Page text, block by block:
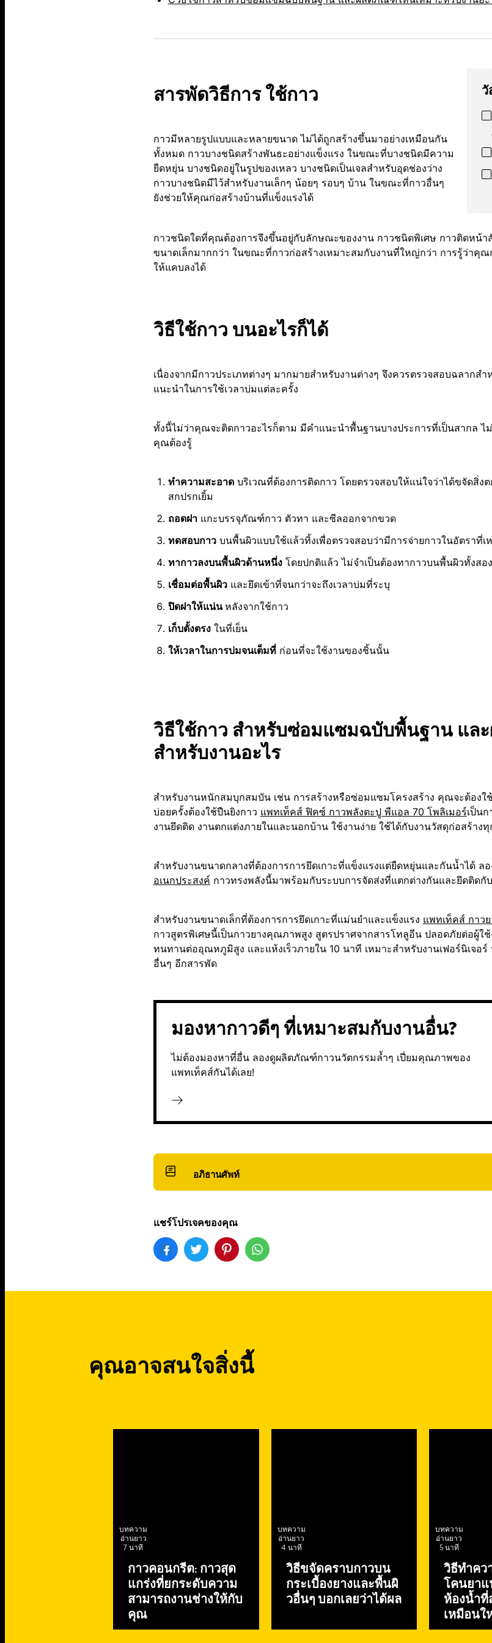
สารพัดวิธีการ ใช้กาว
กาวมีหลายรูปแบบและหลายขนาด ไม่ได้ถูกสร้างขึ้นมาอย่างเหมือนกัน
ทั้งหมด กาวบางชนิดสร้างพันธะอย่างแข็งแรง ในขณะที่บางชนิดมีความ
ยืดหยุ่น บางชนิดอยู่ในรูปของเหลว บางชนิดเป็นเจลสำหรับอุดช่องว่าง
กาวบางชนิดมีไว้สำหรับงานเล็กๆ น้อยๆ รอบๆ บ้าน ในขณะที่กาวอื่นๆ
ยังช่วยให้คุณก่อสร้างบ้านที่แข็งแรงได้
กาวชนิดใดที่คุณต้องการจึงขึ้นอยู่กับลักษณะของงาน กาวชนิดพิเศษ กาวติดหน้า
ขนาดเล็กมากกว่า ในขณะที่กาวก่อสร้างเหมาะสมกับงานที่ใหญ่กว่า การรู้ว่าคุณ
ให้แคบลงได้
วิธีใช้กาว บนอะไรก็ได้
เนื่องจากมีกาวประเภทต่างๆ มากมายสำหรับงานต่างๆ จึงควรตรวจสอบฉลากส
แนะนำในการใช้เวลาบ่มแต่ละครั้ง
ทั้งนี้ไม่ว่าคุณจะติดกาวอะไรก็ตาม มีคำแนะนำพื้นฐานบางประการที่เป็นสากล
คุณต้องรู้
ทำความสะอาดบริเวณที่ต้องการติดกาว โดยตรวจสอบให้แน่ใจว่าได้ขจัดสิ่ง
สกปรกเยิ้ม
ถอดฝาแกะบรรจุภัณฑ์กาว ตัวทา และซีลออกจากขวด
ทดสอบกาวบนพื้นผิวแบบใช้แล้วทิ้งเพื่อตรวจสอบว่ามีการจ่ายกาวในอัตราที่เ
ทากาวลงบนพื้นผิวด้านหนึ่งโดยปกติแล้ว ไม่จำเป็นต้องทากาวบนพื้นผิวทั้งสอ
เชื่อมต่อพื้นผิวและยึดเข้าที่จนกว่าจะถึงเวลาบ่มที่ระบุ
ปิดฝาให้แน่นหลังจากใช้กาว
เก็บตั้งตรงในที่เย็น
ให้เวลาในการบ่มจนเต็มที่ก่อนที่จะใช้งานของชิ้นนั้น
วิธีใช้กาว สำหรับซ่อมแซมฉบับพื้นฐาน แล
สำหรับงานอะไร
สำหรับงานหนักสมบุกสมบัน เช่น การสร้างหรือซ่อมแซมโครงสร้าง คุณจะต้องใ
บ่อยครั้งต้องใช้ปืนยิงกาว แพทเท็คส์ ฟิคซ์ กาวพลังตะปู พีแอล 70 โพลิเมอร์เป็น
งานยึดติด งานตกแต่งภายในและนอกบ้าน ใช้งานง่าย ใช้ได้กับงานวัสดุก่อสร้างทุ
สำหรับงานขนาดกลางที่ต้องการการยึดเกาะที่แข็งแรงแต่ยืดหยุ่นและกันน้ำได้ ล
อเนกประสงค์ กาวทรงพลังนี้มาพร้อมกับระบบการจัดส่งที่แตกต่างกันและยึดติดกั
สำหรับงานขนาดเล็กที่ต้องการการยึดเกาะที่แม่นยำและแข็งแรง แพทเท็คส์ กาว
กาวสูตรพิเศษนี้เป็นกาวยางคุณภาพสูง สูตรปราศจากสารโทลูอีน ปลอดภัยต่อผู้ใ
ทนทานต่ออุณหภูมิสูง และแห้งเร็วภายใน 10 นาที เหมาะสำหรับงานเฟอร์นิเจอ
อื่นๆ อีกสารพัด
มองหากาวดีๆ ที่เหมาะสมกับงานอื่น?
ไม่ต้องมองหาที่อื่น ลองดูผลิตภัณฑ์กาวนวัตกรรมล้ำๆ เปี่ยมคุณภาพของ
แพทเท็คส์กันได้เลย!
อภิธานศัพท์
แชร์โปรเจคของคุณ
คุณอาจสนใจสิ่งนี้
บทความ
อ่านยาว
7 นาที
กาวคอนกรีต: กาวสุด
แกร่งที่ยกระดับความ
สามารถงานช่างให้กับ
คุณ
บทความ
อ่านยาว
4 นาที
วิธีขจัดคราบกาวบน
กระเบื้องยางและพื้นผิ
วอื่นๆ บอกเลยว่าได้ผล
บทความ
อ่านยาว
5 นาที
วิธีทำคว
โคนยาแ
ห้องน้ำที่
เหมือนใ